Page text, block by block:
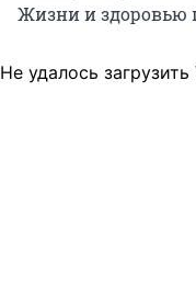
Жизни и здоровью
Не удалось загрузить